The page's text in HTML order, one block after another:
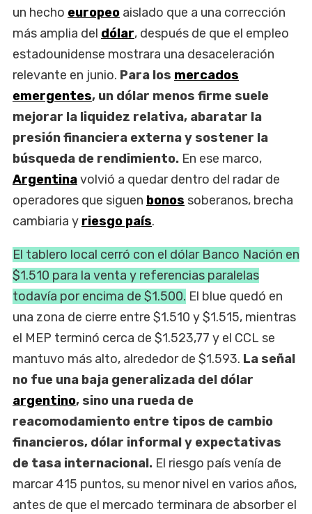
un hecho europeo aislado que a una corrección
más amplia del dólar, después de que el empleo
estadounidense mostrara una desaceleración
relevante en junio. Para los mercados
emergentes, un dólar menos firme suele
mejorar la liquidez relativa, abaratar la
presión financiera externa y sostener la
búsqueda de rendimiento. En ese marco,
Argentinavolvió a quedar dentro del radar de
operadores que siguen bonos soberanos, brecha
cambiaria y riesgo país.
El tablero local cerró con el dólar Banco Nación en
$1.510 para la venta y referencias paralelas
todavía por encima de $1.500. El blue quedó en
una zona de cierre entre $1.510 y $1.515, mientras
el MEP terminó cerca de $1.523,77 y el CCL se
mantuvo más alto, alrededor de $1.593. La señal
no fue una baja generalizada del dólar
argentino, sino una rueda de
reacomodamiento entre tipos de cambio
financieros, dólar informal y expectativas
de tasa internacional. El riesgo país venía de
marcar 415 puntos, su menor nivel en varios años,
antes de que el mercado terminara de absorber el